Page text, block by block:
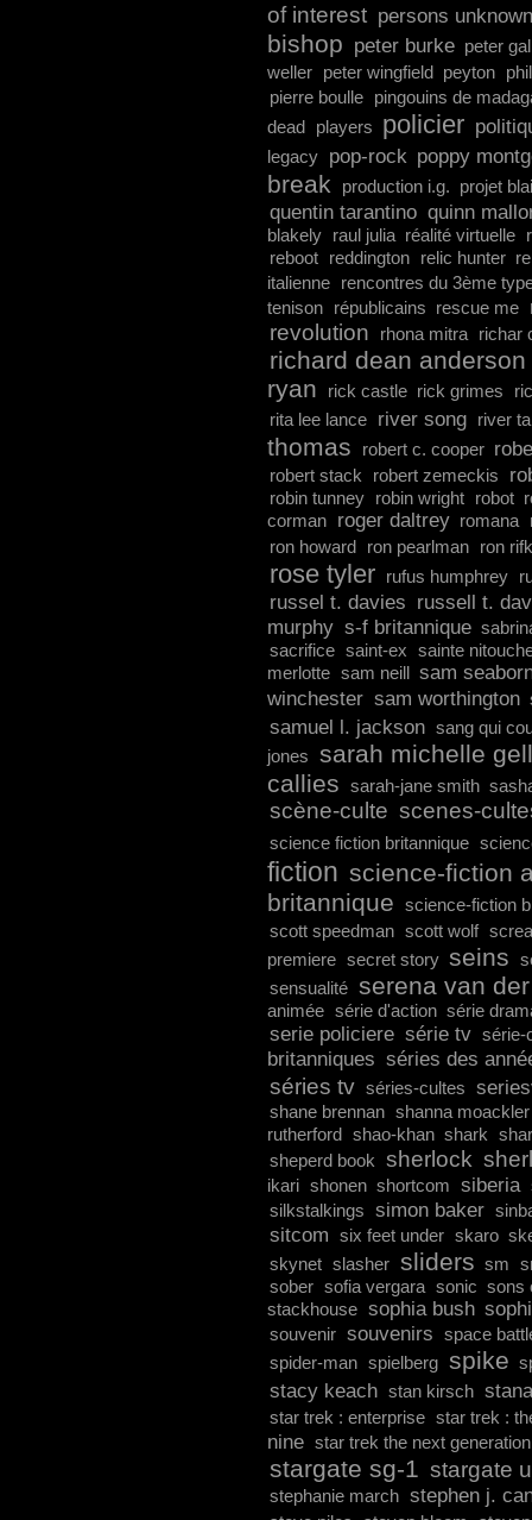
of interest persons unknown
bishop peter burke peter
weller peter wingfield peyton
pierre boulle pingouins de
dead players policier
legacy pop-rock poppy
break production i.g. projet
quentin tarantino quinn
blakely raul julia réalité virtuelle
reboot reddington relic hunter
italienne rencontres du 3ème
tenison républicains rescue me
revolution rhona mitra richar
richard dean anderson
ryan
rick castle rick grimes
rita lee lance river song river
thomas robert c. cooper
robert stack robert zemeckis
robin tunney robin wright robot
corman roger daltrey romana
ron howard ron pearlman ron
rose tyler rufus humphrey
russel t. davies russell t.
murphy s-f britannique
sacrifice saint-ex sainte
merlotte sam neill sam
winchester sam worthington
samuel l. jackson sang qui
jones sarah michelle
callies sarah-jane smith
scène-culte scenes-
science fiction britannique
fiction science-fiction
britannique science-fiction
scott speedman scott wolf
premiere secret story seins
sensualité serena van
animée série d'action série
serie policiere série tv série-
britanniques séries des
séries tv séries-cultes
shane brennan shanna moackler
rutherford shao-khan shark
sheperd book sherlock
ikari shonen shortcom siberia
silkstalkings simon baker
sitcom six feet under skaro
skynet slasher sliders sm
sober sofia vergara sonic sons
stackhouse sophia bush
souvenir souvenirs space
spider-man spielberg spike
stacy keach stan kirsch
star trek : enterprise star trek :
nine star trek the next generation
stargate sg-1 stargate
stephanie march stephen j.